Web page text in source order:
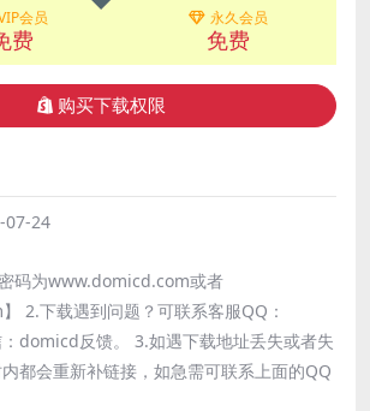
会员
费
永久会员
免费
购买下载权限
07-24
码为www.domicd.com或者
2.下载遇到问题？可联系客服QQ：
domicd反馈。 3.如遇下载地址丢失或者失
都会重新补链接，如急需可联系上面的QQ